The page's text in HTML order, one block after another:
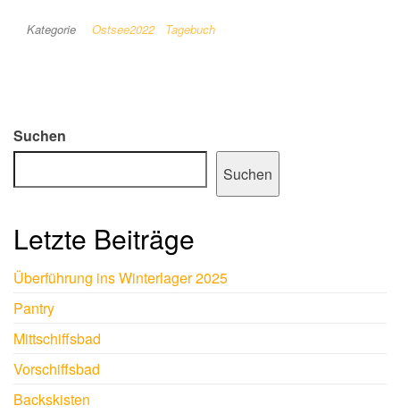
Kategorie Ostsee2022 Tagebuch
Suchen
Suchen
Letzte Beiträge
Überführung ins Winterlager 2025
Pantry
Mittschiffsbad
Vorschiffsbad
Backskisten